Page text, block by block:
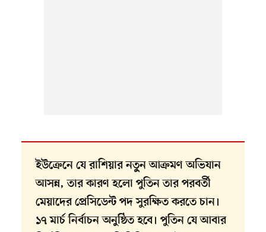
ইউক্রেনে যে রাশিয়ার নতু্ন আক্রমণ অভিযান
আসন্ন, তার কারণ হলো পুতিন তার পরবর্তী
মেয়াদের প্রেসিডেন্ট পদ সুরক্ষিত করতে চান।
১৭ মার্চ নির্বাচন অনুষ্ঠিত হবে। পুতিন যে আবার